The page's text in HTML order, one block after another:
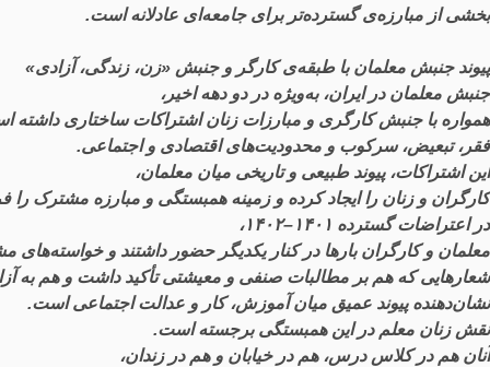
بخشی از مبارزهی گستردهتر برای جامعهای عادلانه است.
پیوند جنبش معلمان با طبقهی کارگر و جنبش «زن،زندگی،آزادی»
جنبش معلمان در ایران،بهویژه در دو دهه اخیر،
همواره با جنبش کارگری و مبارزات زنان اشتراکات ساختاری داشته
فقر،تبعیض،سرکوب و محدودیتهای اقتصادی و اجتماعی.
این اشتراکات،پیوند طبیعی و تاریخی میان معلمان،
کارگران و زنان را ایجاد کرده و زمینه همبستگی و مبارزه مشترک را
در اعتراضات گسترده
معلمان و کارگران بارها در کنار یکدیگر حضور داشتند و خواستههای
شعارهایی که هم بر مطالبات صنفی و معیشتی تأکید داشت و هم به
نشاندهنده پیوند عمیق میان آموزش،کار و عدالت اجتماعی است.
نقش زنان معلم در این همبستگی برجسته است.
آنان هم در کلاس درس،هم در خیابان و هم در زندان،